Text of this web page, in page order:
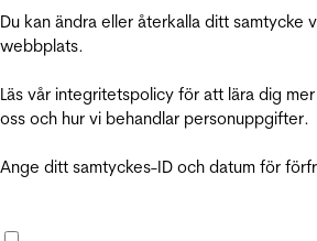
Du kan ändra eller återkalla ditt samtycke
webbplats.
Läs vår integritetspolicy för att lära dig
oss och hur vi behandlar personuppgifter.
Ange ditt samtyckes-ID och datum för